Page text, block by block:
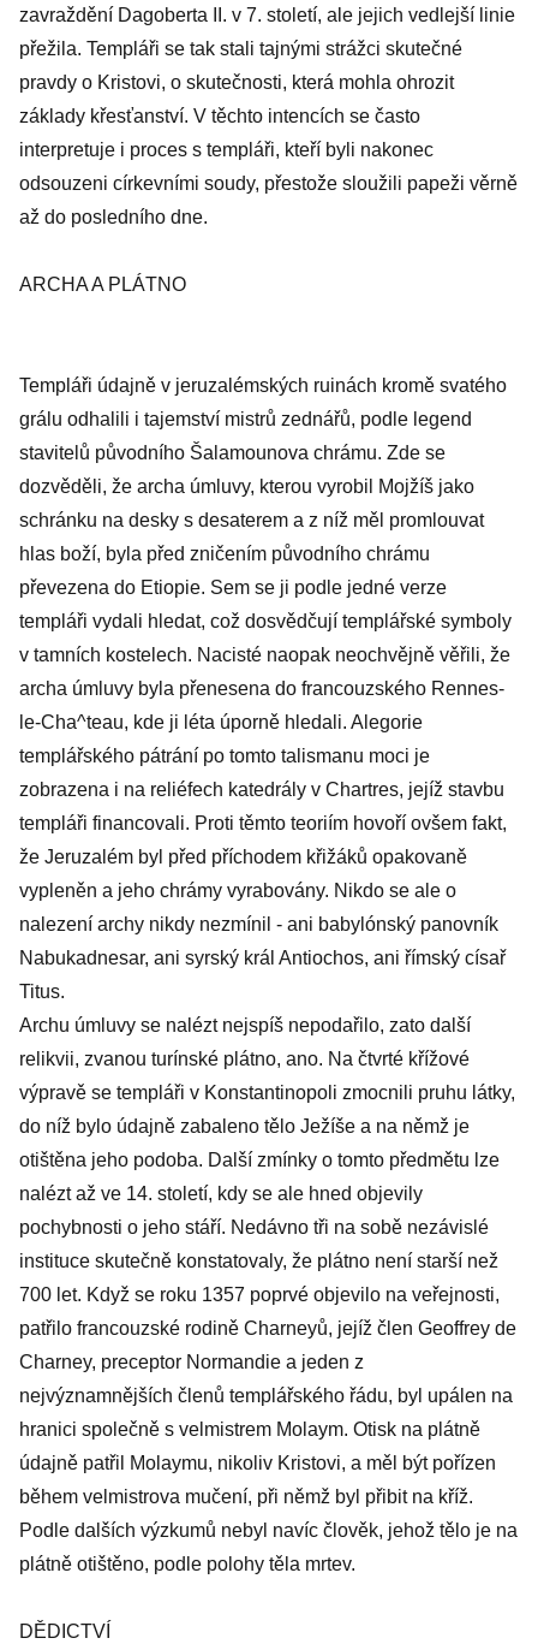
zavraždění Dagoberta II. v 7. století, ale jejich vedlejší linie
přežila. Templáři se tak stali tajnými strážci skutečné
pravdy o Kristovi, o skutečnosti, která mohla ohrozit
základy křesťanství. V těchto intencích se často
interpretuje i proces s templáři, kteří byli nakonec
odsouzeni církevními soudy, přestože sloužili papeži věrně
až do posledního dne.
ARCHA A PLÁTNO
Templáři údajně v jeruzalémských ruinách kromě svatého
grálu odhalili i tajemství mistrů zednářů, podle legend
stavitelů původního Šalamounova chrámu. Zde se
dozvěděli, že archa úmluvy, kterou vyrobil Mojžíš jako
schránku na desky s desaterem a z níž měl promlouvat
hlas boží, byla před zničením původního chrámu
převezena do Etiopie. Sem se ji podle jedné verze
templáři vydali hledat, což dosvědčují templářské symboly
v tamních kostelech. Nacisté naopak neochvějně věřili, že
archa úmluvy byla přenesena do francouzského Rennes-
le-Cha^teau, kde ji léta úporně hledali. Alegorie
templářského pátrání po tomto talismanu moci je
zobrazena i na reliéfech katedrály v Chartres, jejíž stavbu
templáři financovali. Proti těmto teoriím hovoří ovšem fakt,
že Jeruzalém byl před příchodem křižáků opakovaně
vypleněn a jeho chrámy vyrabovány. Nikdo se ale o
nalezení archy nikdy nezmínil - ani babylónský panovník
Nabukadnesar, ani syrský král Antiochos, ani římský císař
Titus.
Archu úmluvy se nalézt nejspíš nepodařilo, zato další
relikvii, zvanou turínské plátno, ano. Na čtvrté křížové
výpravě se templáři v Konstantinopoli zmocnili pruhu látky,
do níž bylo údajně zabaleno tělo Ježíše a na němž je
otištěna jeho podoba. Další zmínky o tomto předmětu lze
nalézt až ve 14. století, kdy se ale hned objevily
pochybnosti o jeho stáří. Nedávno tři na sobě nezávislé
instituce skutečně konstatovaly, že plátno není starší než
700 let. Když se roku 1357 poprvé objevilo na veřejnosti,
patřilo francouzské rodině Charneyů, jejíž člen Geoffrey de
Charney, preceptor Normandie a jeden z
nejvýznamnějších členů templářského řádu, byl upálen na
hranici společně s velmistrem Molaym. Otisk na plátně
údajně patřil Molaymu, nikoliv Kristovi, a měl být pořízen
během velmistrova mučení, při němž byl přibit na kříž.
Podle dalších výzkumů nebyl navíc člověk, jehož tělo je na
plátně otištěno, podle polohy těla mrtev.
DĚDICTVÍ